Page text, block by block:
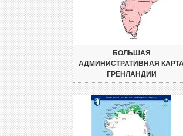
БОЛЬШАЯ
АДМИНИСТРАТИВНАЯ
ГРЕНЛАНДИИ